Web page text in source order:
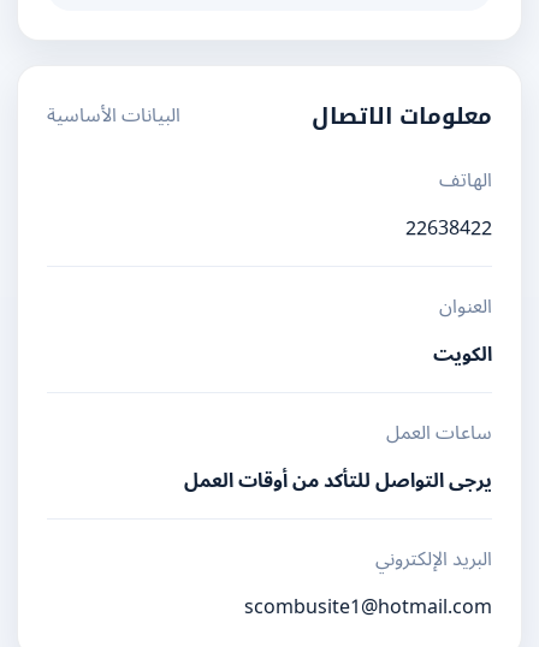
معلومات الاتصال
البيانات الأساسية
الهاتف
22638422
العنوان
الكويت
ساعات العمل
يرجى التواصل للتأكد من أوقات العمل
البريد الإلكتروني
scombusite1@hotmail.com